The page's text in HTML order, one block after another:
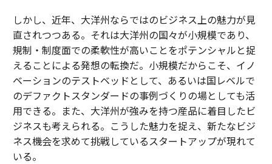
しかし、近年、大洋州ならではのビジネス上の魅力が見
直されつつある。それは大洋州の国々が小規模であり、
規制・制度面での柔軟性が高いことをポテンシャルと捉
えることによる発想の転換だ。小規模だからこそ、イノ
ベーションのテストベッドとして、あるいは国レベルで
のデファクトスタンダードの事例づくりの場としても活
用できる。また、大洋州が強みを持つ産品に着目したビ
ジネスも考えられる。こうした魅力を捉え、新たなビジ
ネス機会を求めて挑戦しているスタートアップが現れて
いる。